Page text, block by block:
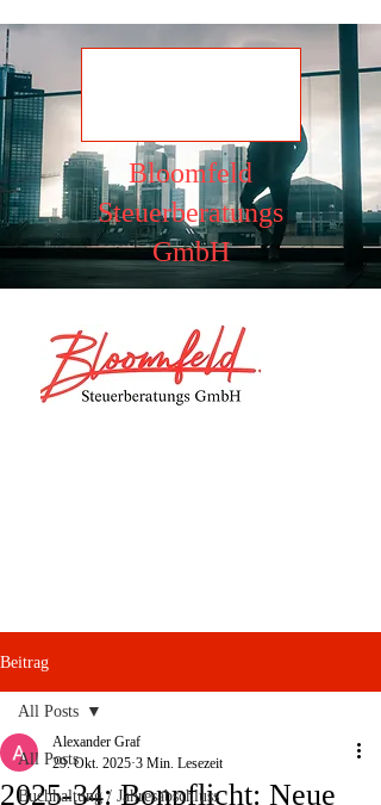
Bloomfeld
Steuerberatungs
GmbH
Beitrag
All Posts
Buchhaltung / Jahresabschluss
All Posts
2025-34: Bonpflicht: Neue
Alexander Graf
29. Okt. 2025 3 Min. Lesezeit